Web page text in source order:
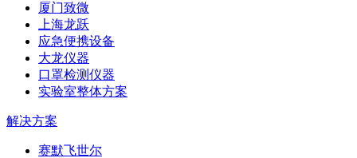
厦门致微
上海龙跃
应急便携设备
大龙仪器
口罩检测仪器
实验室整体方案
解决方案
赛默飞世尔